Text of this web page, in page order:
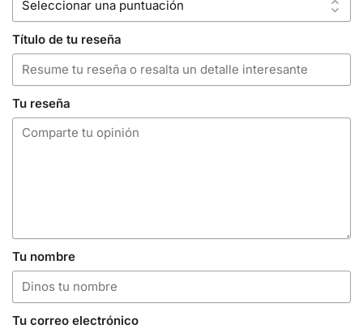
Título de tu reseña
Tu reseña
Tu nombre
Tu correo electrónico